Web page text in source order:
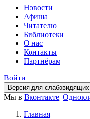
Новости
Афиша
Читателю
Библиотеки
О нас
Контакты
Партнёрам
Войти
Версия для слабовидящих
Мы в Вконтакте,
Главная